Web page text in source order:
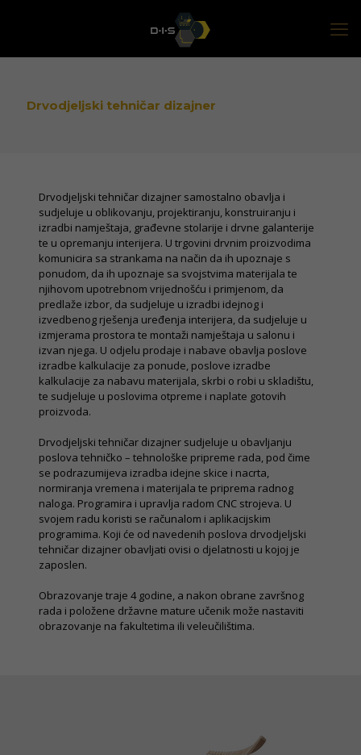
Drvodjeljski tehničar dizajner
Drvodjeljski tehničar dizajner samostalno obavlja i
sudjeluje u oblikovanju, projektiranju, konstruiranju i
izradbi namještaja, građevne stolarije i drvne galanterije
te u opremanju interijera. U trgovini drvnim proizvodima
komunicira sa strankama na način da ih upoznaje s
ponudom, da ih upoznaje sa svojstvima materijala te
njihovom upotrebnom vrijednošću i primjenom, da
predlaže izbor, da sudjeluje u izradbi idejnog i
izvedbenog rješenja uređenja interijera, da sudjeluje u
izmjerama prostora te montaži namještaja u salonu i
izvan njega. U odjelu prodaje i nabave obavlja poslove
izradbe kalkulacije za ponude, poslove izradbe
kalkulacije za nabavu materijala, skrbi o robi u skladištu,
te sudjeluje u poslovima otpreme i naplate gotovih
proizvoda.
Drvodjeljski tehničar dizajner sudjeluje u obavljanju
poslova tehničko – tehnološke pripreme rada, pod čime
se podrazumijeva izradba idejne skice i nacrta,
normiranja vremena i materijala te priprema radnog
naloga. Programira i upravlja radom CNC strojeva. U
svojem radu koristi se računalom i aplikacijskim
programima. Koji će od navedenih poslova drvodjeljski
tehničar dizajner obavljati ovisi o djelatnosti u kojoj je
zaposlen.
Obrazovanje traje 4 godine, a nakon obrane završnog
rada i položene državne mature učenik može nastaviti
obrazovanje na fakultetima ili veleučilištima.